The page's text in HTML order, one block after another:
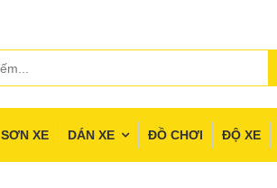
SƠN XE DÁN XE ĐỒ CHƠI ĐỘ XE